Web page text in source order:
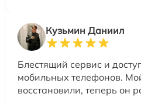
Кузьмин Даниил
Блестящий сервис и
мобильных телефонов.
восстановили, теперь он